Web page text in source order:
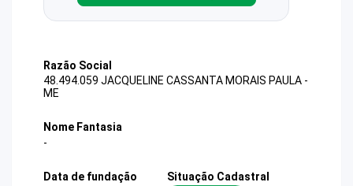
Razão Social
48.494.059 JACQUELINE CASSANTA MORAIS PAULA -
ME
Nome Fantasia
-
Data de fundação
Situação Cadastral